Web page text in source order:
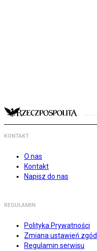
KONTAKT
O nas
Kontakt
Napisz do nas
REGULAMIN
Polityka Prywatności
Zmiana ustawień zgód
Regulamin serwisu